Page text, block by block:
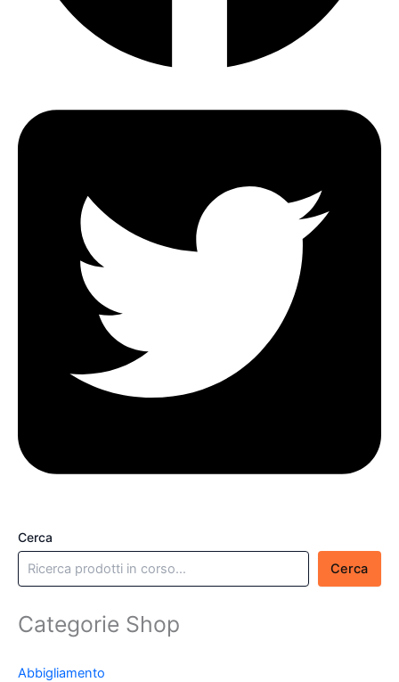
Cerca
Cerca
Categorie Shop
Abbigliamento